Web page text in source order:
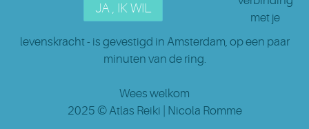
met je
levenskracht - is gevestigd in Amsterdam, op een paar
minuten van de ring.
Wees welkom
2025 ©Atlas Reiki | Nicola Romme